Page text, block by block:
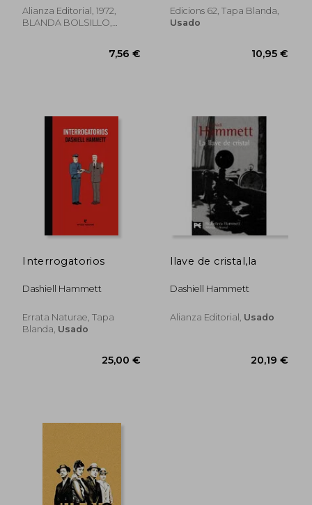
Alianza Editorial, 1972,
BLANDA BOLSILLO,
Edicions 62, Tapa Blanda,
Usado
Interrogatorios
Dashiell Hammett
Errata Naturae, Tapa
Blanda, Usado
llave de cristal,la
Dashiell Hammett
Alianza Editorial, Usado